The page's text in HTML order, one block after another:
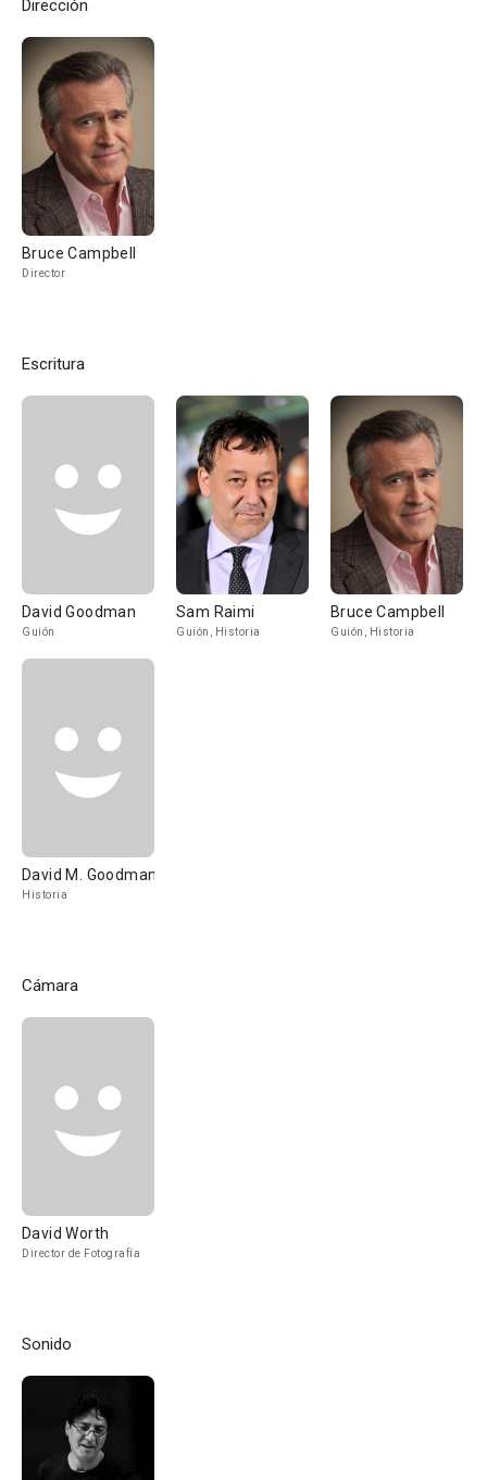
Dirección
Bruce Campbell
Director
Escritura
David Goodman
Guión
Sam Raimi
Guión, Historia
Bruce Campbell
Guión, Historia
David M. Goodman
Historia
Cámara
David Worth
Director de Fotografía
Sonido